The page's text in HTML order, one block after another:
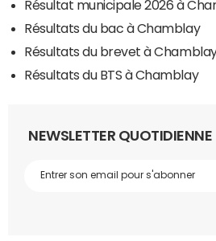
Résultat municipale 2026 à
Résultats du bac à Chamblay
Résultats du brevet à
Résultats du BTS à Chamblay
NEWSLETTER QUOTIDIENNE